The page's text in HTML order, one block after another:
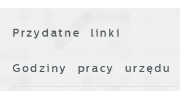
Przydatne linki
Godziny pracy urzędu